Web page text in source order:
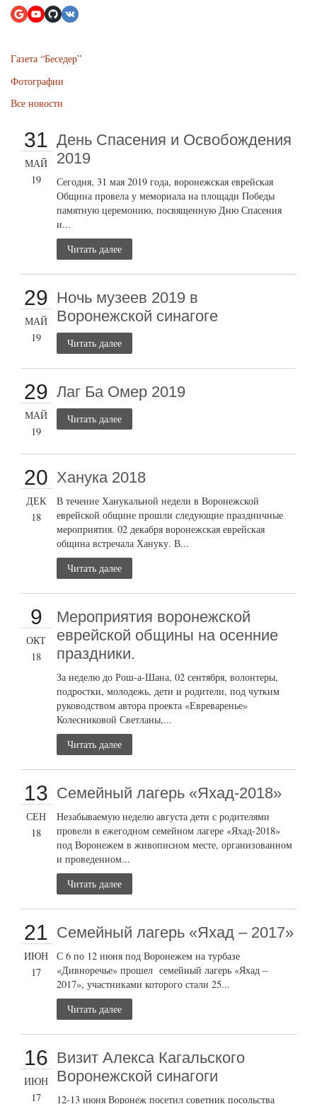
Газета “Беседер”
Фотографии
Все новости
31
МАЙ
19
День Спасения и Освобождения
2019
Сегодня, 31 мая 2019 года, воронежская еврейская
Община провела у мемориала на площади Победы
памятную церемонию, посвященную Дню Спасения
и...
Читать далее
29
МАЙ
19
Ночь музеев 2019 в
Воронежской синагоге
Читать далее
29
МАЙ
19
Лаг Ба Омер 2019
Читать далее
20
ДЕК
18
Ханука 2018
В течение Ханукальной недели в Воронежской
еврейской общине прошли следующие праздничные
мероприятия. 02 декабря воронежская еврейская
община встречала Хануку. В...
Читать далее
9
ОКТ
18
Мероприятия воронежской
еврейской общины на осенние
праздники.
За неделю до Рош-а-Шана, 02 сентября, волонтеры,
подростки, молодежь, дети и родители, под чутким
руководством автора проекта «Евреваренье»
Колесниковой Светланы,...
Читать далее
13
СЕН
18
Семейный лагерь «Яхад-2018»
Незабываемую неделю августа дети с родителями
провели в ежегодном семейном лагере «Яхад-2018»
под Воронежем в живописном месте, организованном
и проведенном...
Читать далее
21
ИЮН
17
Семейный лагерь «Яхад – 2017»
С 6 по 12 июня под Воронежем на турбазе
«Дивноречье» прошел семейный лагерь «Яхад –
2017», участниками которого стали 25...
Читать далее
16
ИЮН
17
Визит Алекса Кагальского
Воронежской синагоги
12-13 июня Воронеж посетил советник посольства